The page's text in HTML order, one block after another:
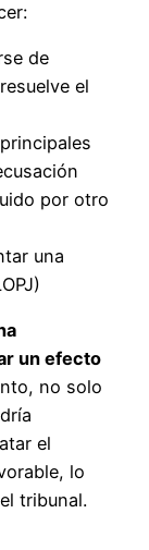
de
el
por otro
una
un efecto
no solo
el
lo
tribunal.